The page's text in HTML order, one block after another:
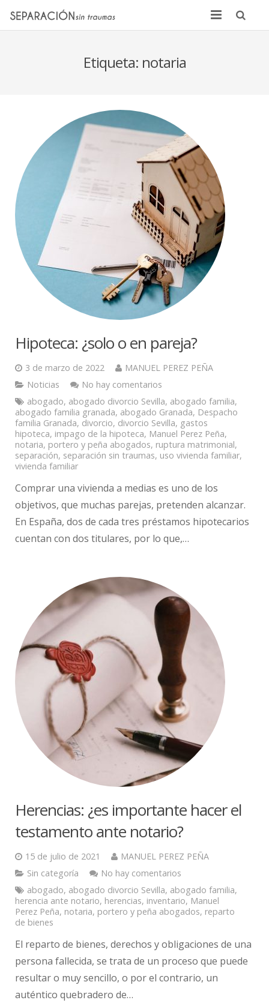
Contacto
Etiqueta: notaria
Hipoteca: ¿solo o en pareja?
3 de marzo de 2022
MANUEL PEREZ PEÑA
Noticias
No hay comentarios
abogado, abogado divorcio Sevilla, abogado familia,
abogado familia granada, abogado Granada, Despacho
familia Granada, divorcio, divorcio Sevilla, gastos
hipoteca, impago de la hipoteca, Manuel Perez Peña,
notaria, portero y peña abogados, ruptura matrimonial,
separación, separación sin traumas, uso vivienda familiar,
vivienda familiar
Comprar una vivienda a medias es uno de los
objetivos, que muchas parejas, pretenden alcanzar.
En España, dos de cada tres préstamos hipotecarios
cuentan con dos titulares, por lo que,…
Herencias: ¿es importante hacer el
testamento ante notario?
15 de julio de 2021
MANUEL PEREZ PEÑA
Sin categoría
No hay comentarios
abogado, abogado divorcio Sevilla, abogado familia,
herencia ante notario, herencias, inventario, Manuel
Perez Peña, notaria, portero y peña abogados, reparto
de bienes
El reparto de bienes, derechos y obligaciones de una
persona fallecida, se trata de un proceso que puede
resultar o muy sencillo, o por el contrario, un
auténtico quebradero de…